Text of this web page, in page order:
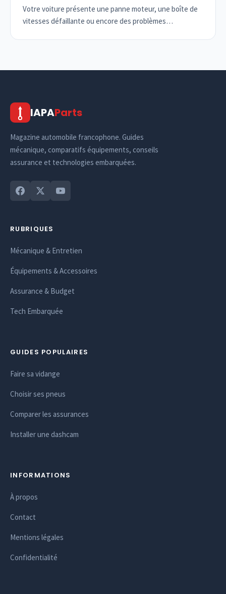
Votre voiture présente une panne moteur, une boîte de
vitesses défaillante ou encore des problèmes…
IAPAParts
Magazine automobile francophone. Guides
mécanique, comparatifs équipements, conseils
assurance et technologies embarquées.
RUBRIQUES
Mécanique & Entretien
Équipements & Accessoires
Assurance & Budget
Tech Embarquée
GUIDES POPULAIRES
Faire sa vidange
Choisir ses pneus
Comparer les assurances
Installer une dashcam
INFORMATIONS
À propos
Contact
Mentions légales
Confidentialité